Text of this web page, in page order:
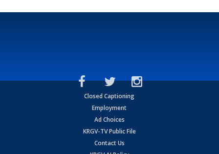
Closed Captioning
Employment
Ad Choices
KRGV-TV Public File
Contact Us